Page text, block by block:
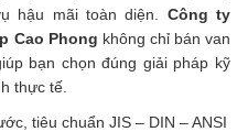
hậu mãi toàn diện. Công ty
Cao Phong không chỉ bán van
bạn chọn đúng giải pháp kỹ
thực tế.
tiêu chuẩn JIS – DIN – ANSI